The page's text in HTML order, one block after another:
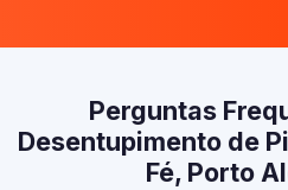
Perguntas
Desentupimento de
Fé, Porto